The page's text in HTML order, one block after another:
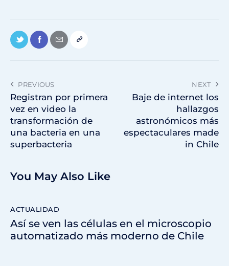
PREVIOUS
Registran por primera
vez en video la
transformación de
una bacteria en una
superbacteria
NEXT
Baje de internet los
hallazgos
astronómicos más
espectaculares made
in Chile
You May Also Like
ACTUALIDAD
Así se ven las células en el microscopio
automatizado más moderno de Chile